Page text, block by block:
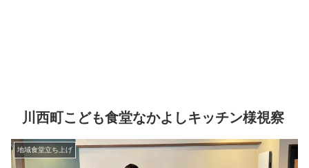
川西町こども食堂なかよしキッチン様視察
地域食堂立ち上げ